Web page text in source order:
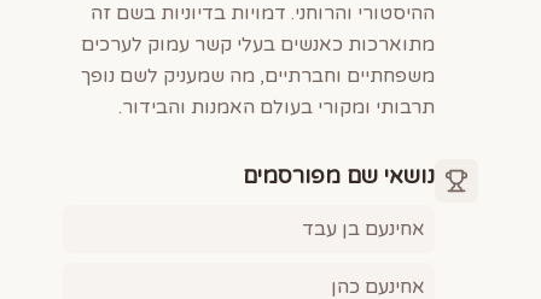
ההיסטורי והרוחני. דמויות בדיוניות בשם זה
מתוארכות כאנשים בעלי קשר עמוק לערכים
משפחתיים וחברתיים, מה שמעניק לשם נופך
תרבותי ומקורי בעולם האמנות והבידור.
נושאי שם מפורסמים
אחינעם בן עבד
אחינעם כהן